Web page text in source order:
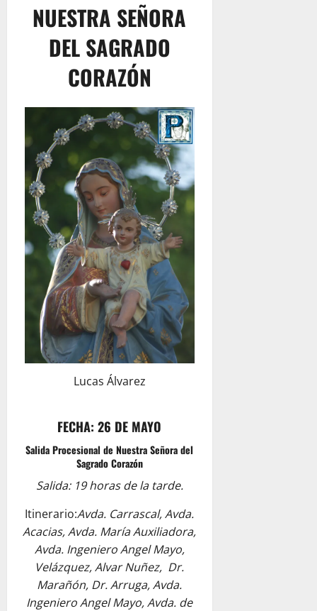
NUESTRA SEÑORA
DEL SAGRADO
CORAZÓN
Lucas Álvarez
FECHA: 26 DE MAYO
Salida Procesional de Nuestra Señora del
Sagrado Corazón
Salida: 19 horas de la tarde.
Itinerario:Avda. Carrascal, Avda.
Acacias, Avda. María Auxiliadora,
Avda. Ingeniero Angel Mayo,
Velázquez, Alvar Nuñez, Dr.
Marañón, Dr. Arruga, Avda.
Ingeniero Angel Mayo, Avda. de